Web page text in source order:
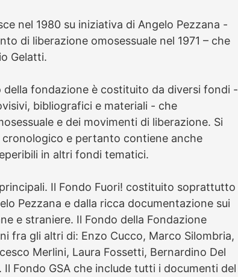
nel 1980 su iniziativa di Angelo Pezzana -
di liberazione omosessuale nel 1971 – che
Gelatti.
fondazione è costituito da diversi fondi -
bibliografici e materiali - che
e dei movimenti di liberazione. Si
e pertanto contiene anche
in altri fondi tematici.
Il Fondo Fuori! costituito soprattutto
Pezzana e dalla ricca documentazione sui
e straniere. Il Fondo della Fondazione
fra gli altri di: Enzo Cucco, Marco Silombria,
Merlini, Laura Fossetti, Bernardino Del
Fondo GSA che include tutti i documenti del